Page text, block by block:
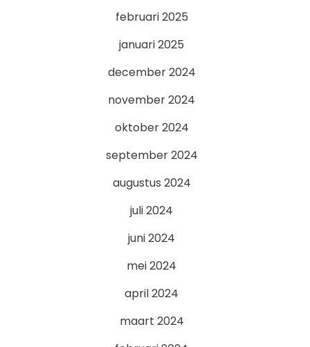
februari 2025
januari 2025
december 2024
november 2024
oktober 2024
september 2024
augustus 2024
juli 2024
juni 2024
mei 2024
april 2024
maart 2024